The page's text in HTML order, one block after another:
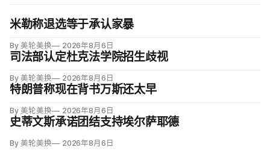
米勒称退选等于承认家暴
By 美轮美换 2026年8月6日
司法部认定杜克法学院招生歧视
By 美轮美换 2026年8月6日
特朗普称现在背书万斯还太早
By 美轮美换 2026年8月6日
史蒂文斯承诺团结支持埃尔萨耶德
By 美轮美换 2026年8月6日